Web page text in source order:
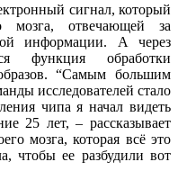
сигнал, который
мозга, отвечающей за
информации. А через
функция обработки
“Самым большим
исследователей стало
чипа я начал видеть
25 лет, – рассказывает
мозга, которая всё это
чтобы ее разбудили вот